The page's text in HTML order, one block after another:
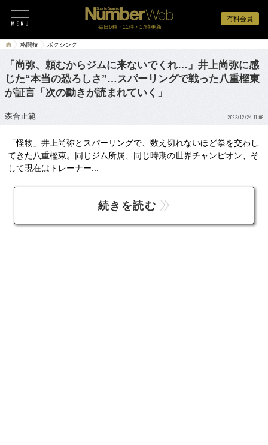
有料会員
毎日6時・11時・17時更新
格闘技 ボクシング
「尚弥、頼むからジムに来ないでくれ…」井上尚弥に感
じた“本当の恐ろしさ”…スパーリングで戦った八重樫東
が証言「次の動きが読まれていく」
森合正範 2023/12/24 11:06
「怪物」井上尚弥とスパーリングで、数え切れないほど拳を交わし
てきた八重樫東。同じジム所属、同じ時期の世界チャンピオン、そ
して現在はトレーナー...
続きを読む